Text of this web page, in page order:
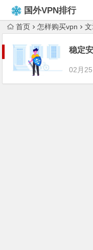
国外VPN排行
榜首页 怎样购买vpn
稳定
02月25